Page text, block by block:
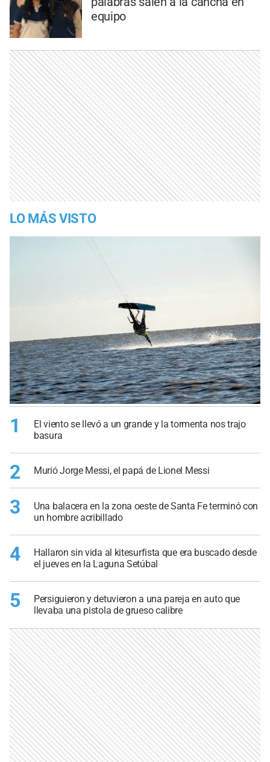
equipo
LO MÁS VISTO
1
El viento se llevó a un grande y la tormenta nos trajo
basura
2 Murió Jorge Messi, el papá de Lionel Messi
3
Una balacera en la zona oeste de Santa Fe terminó con
un hombre acribillado
4
Hallaron sin vida al kitesurfista que era buscado desde
el jueves en la Laguna Setúbal
5
Persiguieron y detuvieron a una pareja en auto que
llevaba una pistola de grueso calibre